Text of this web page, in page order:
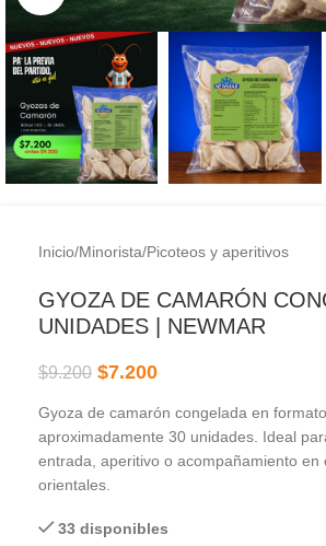
Inicio/Minorista/Picoteos y aperitivos
GYOZA DE CAMARÓN
UNIDADES | NEWMAR
$9.200 $7.200
Gyoza de camarón congelada en
aproximadamente 30 unidades. Ideal
entrada, aperitivo o acompañamiento en
orientales.
33 disponibles